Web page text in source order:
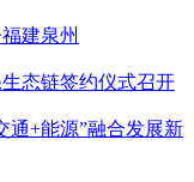
建泉州
态链签约仪式召开
通+能源”融合发展新